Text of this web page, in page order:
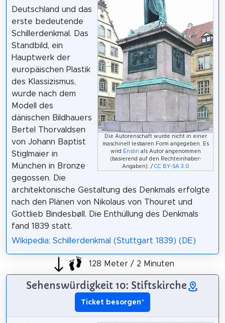
Die Autorenschaft wurde nicht in einer
maschinell lesbaren Form angegeben. Es
wird
Enslin als Autor angenommen
(basierend auf den Rechteinhaber-
Angaben). / CC BY-SA 3.0
Deutschland und das
erste bedeutende
Schillerdenkmal. Das
Standbild, ein
Hauptwerk der
europäischen Plastik
des Klassizismus,
wurde nach dem
Modell des
dänischen Bildhauers
Bertel Thorvaldsen
von Johann Baptist
Stiglmaier in
München in Bronze
gegossen. Die
architektonische Gestaltung des Denkmals erfolgte
nach den Plänen von Nikolaus von Thouret und
Gottlieb Bindesbøll. Die Enthüllung des Denkmals
fand 1839 statt.
Wikipedia: Schillerdenkmal (Stuttgart 1839) (DE)
128 Meter / 2 Minuten
Sehenswürdigkeit 10: Stiftskirche
Ticket besorgen*